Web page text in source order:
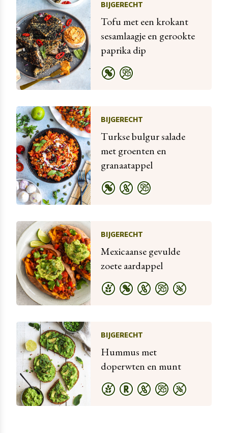
BIJGERECHT
Tofu met een krokant
sesamlaagje en gerookte
paprika dip
BIJGERECHT
Turkse bulgur salade
met groenten en
granaatappel
BIJGERECHT
Mexicaanse gevulde
zoete aardappel
BIJGERECHT
Hummus met
doperwten en munt